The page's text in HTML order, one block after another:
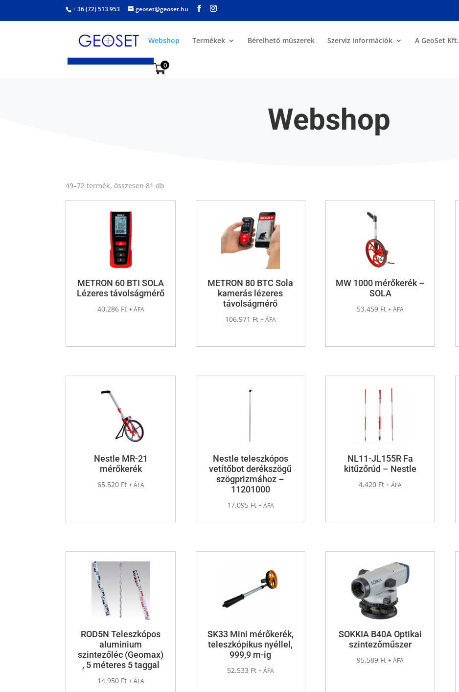
+ 36 (72) 513 953 geoset@geoset.hu
Webshop Termékek Bérelhető műszerek Szerviz információk A GeoSet Kft.
0
Webshop
49–72 termék, összesen 81 db
METRON 60 BTI SOLA
Lézeres távolságmérő
40.286 Ft + ÁFA
METRON 80 BTC Sola
kamerás lézeres
távolságmérő
106.971 Ft + ÁFA
MW 1000 mérőkerék –
SOLA
53.459 Ft + ÁFA
Nestle MR-21
mérőkerék
65.520 Ft + ÁFA
Nestle teleszkópos
vetítőbot derékszögű
szögprizmához –
11201000
17.095 Ft + ÁFA
NL11-JL155R Fa
kitűzőrúd – Nestle
4.420 Ft + ÁFA
ROD5N Teleszkópos
aluminium
szintezőléc (Geomax)
, 5 méteres 5 taggal
14.950 Ft + ÁFA
SK33 Mini mérőkerék,
teleszkópikus nyéllel,
999,9 m-ig
52.533 Ft + ÁFA
SOKKIA B40A Optikai
szintezőműszer
95.589 Ft + ÁFA